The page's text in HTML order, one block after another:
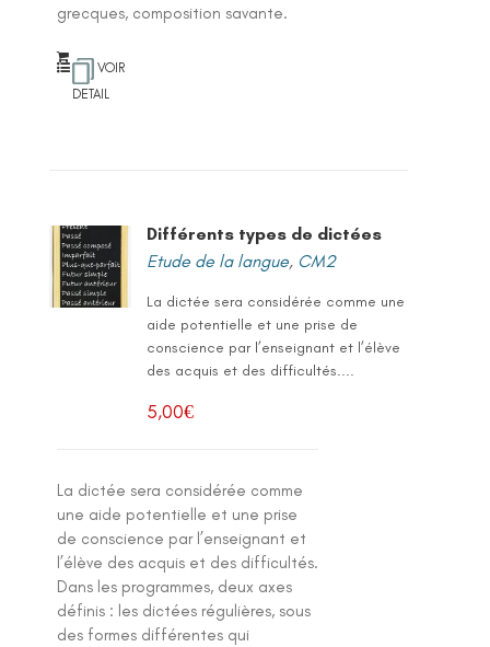
grecques, composition savante.
VOIR
DETAIL
Différents types de dictées
Etude de la langue, CM2
La dictée sera considérée comme une
aide potentielle et une prise de
conscience par l’enseignant et l’élève
des acquis et des difficultés....
5,00€
La dictée sera considérée comme
une aide potentielle et une prise
de conscience par l’enseignant et
l’élève des acquis et des difficultés.
Dans les programmes, deux axes
définis : les dictées régulières, sous
des formes différentes qui